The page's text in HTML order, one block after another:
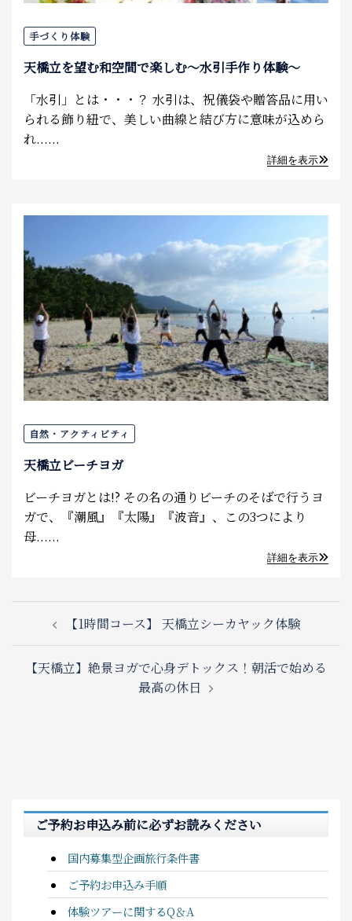
手づくり体験
天橋立を望む和空間で楽しむ～水引手作り体験～
「水引」とは・・・？ 水引は、祝儀袋や贈答品に用い
られる飾り紐で、美しい曲線と結び方に意味が込めら
れ......
詳細を表示
自然・アクティビティ
天橋立ビーチヨガ
ビーチヨガとは!? その名の通りビーチのそばで行うヨ
ガで、『潮風』『太陽』『波音』、この3つにより
母......
詳細を表示
Post
navigation【1時間コース】 天橋立シーカヤック体験
【天橋立】絶景ヨガで心身デトックス！朝活で始める
最高の休日
ご予約お申込み前に必ずお読みください
国内募集型企画旅行条件書
ご予約お申込み手順
体験ツアーに関するQ＆A